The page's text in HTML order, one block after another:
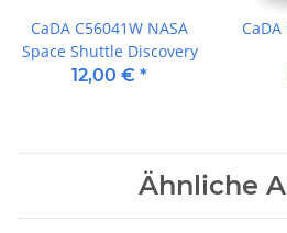
CaDA C56041W NASA
Space Shuttle Discovery
12,00 € *
Ähnliche